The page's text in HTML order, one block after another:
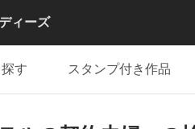
ィーズ
す スタンプ付き作品